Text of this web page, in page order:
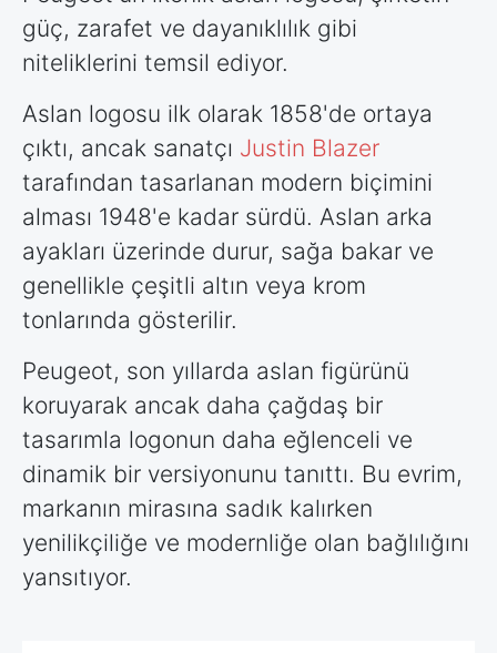
güç, zarafet ve dayanıklılık gibi
niteliklerini temsil ediyor.
Aslan logosu ilk olarak 1858'de ortaya
çıktı, ancak sanatçı Justin Blazer
tarafından tasarlanan modern biçimini
alması 1948'e kadar sürdü. Aslan arka
ayakları üzerinde durur, sağa bakar ve
genellikle çeşitli altın veya krom
tonlarında gösterilir.
Peugeot, son yıllarda aslan figürünü
koruyarak ancak daha çağdaş bir
tasarımla logonun daha eğlenceli ve
dinamik bir versiyonunu tanıttı. Bu evrim,
markanın mirasına sadık kalırken
yenilikçiliğe ve modernliğe olan bağlılığını
yansıtıyor.